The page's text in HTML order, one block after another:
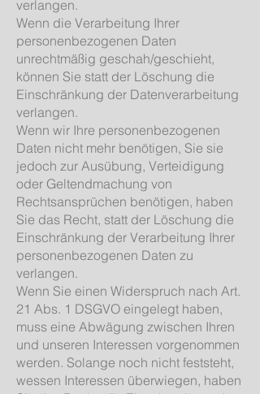
verlangen.
Wenn die Verarbeitung Ihrer
personenbezogenen Daten
unrechtmäßig geschah/geschieht,
können Sie statt der Löschung die
Einschränkung der Datenverarbeitung
verlangen.
Wenn wir Ihre personenbezogenen
Daten nicht mehr benötigen, Sie sie
jedoch zur Ausübung, Verteidigung
oder Geltendmachung von
Rechtsansprüchen benötigen, haben
Sie das Recht, statt der Löschung die
Einschränkung der Verarbeitung Ihrer
personenbezogenen Daten zu
verlangen.
Wenn Sie einen Widerspruch nach Art.
21 Abs. 1 DSGVO eingelegt haben,
muss eine Abwägung zwischen Ihren
und unseren Interessen vorgenommen
werden. Solange noch nicht feststeht,
wessen Interessen überwiegen, haben